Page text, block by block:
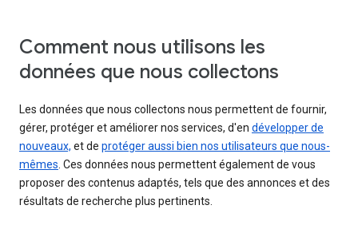
Comment nous utilisons les
données que nous collectons
Les données que nous collectons nous permettent de fournir,
gérer, protéger et améliorer nos services, d'en développer de
nouveaux, et de protéger aussi bien nos utilisateurs que nous-
mêmes. Ces données nous permettent également de vous
proposer des contenus adaptés, tels que des annonces et des
résultats de recherche plus pertinents.